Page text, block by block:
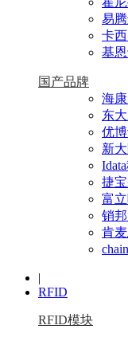
易
卡
基
国产品牌
海
东
优
新
捷
富
销
肯
|
RFID
RFID模块